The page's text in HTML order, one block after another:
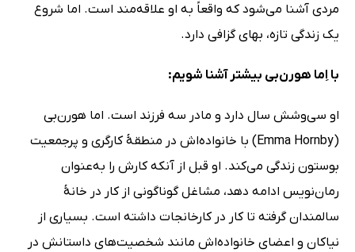
مردی آشنا می‌شود که واقعاً به او علاقه‌مند است. اما شروع
یک زندگی تازه، بهای گزافی دارد.
با اِما هورن‌بی بیشتر آشنا شویم:
او سی‌وشش سال دارد و مادر سه فرزند است. اما هورن‌بی
(Emma Hornby) با خانواده‌اش در منطقۀ کارگری و پرجمعیت
بوستون زندگی می‌کند. او قبل از آنکه کارش را به‌عنوان
رمان‌نویس ادامه دهد، مشاغل گوناگونی از کار در خانۀ
سالمندان گرفته تا کار در کارخانجات داشته است. بسیاری از
نیاکان و اعضای خانواده‌اش مانند شخصیت‌های داستانش در